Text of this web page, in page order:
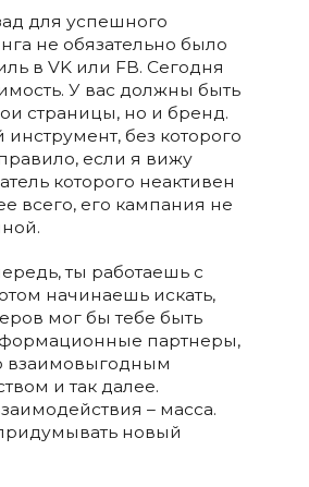
для успешного
не обязательно было
в VK или FB. Сегодня
У вас должны быть
страницы, но и бренд.
без которого
если я вижу
которого неактивен
всего, его кампания не
ты работаешь с
начинаешь искать,
мог бы тебе быть
партнеры,
взаимовыгодным
и так далее.
– масса.
новый